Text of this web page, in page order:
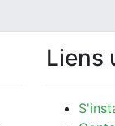
Liens